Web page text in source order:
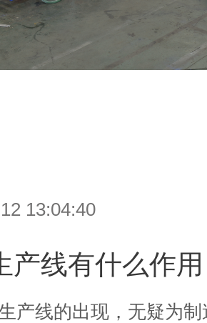
13:04:40
产线有什么作用
产线的出现，无疑为